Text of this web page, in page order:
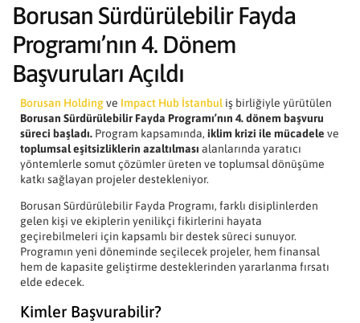
Borusan Sürdürülebilir Fayda
Programı’nın 4. Dönem
Başvuruları Açıldı
Borusan Holdingve Impact Hub İstanbul iş birliğiyle yürütülen
Borusan Sürdürülebilir Fayda Programı’nın 4. dönem başvuru
süreci başladı. Program kapsamında, iklim krizi ile mücadele ve
toplumsal eşitsizliklerin azaltılması alanlarında yaratıcı
yöntemlerle somut çözümler üreten ve toplumsal dönüşüme
katkı sağlayan projeler destekleniyor.
Borusan Sürdürülebilir Fayda Programı, farklı disiplinlerden
gelen kişi ve ekiplerin yenilikçi fikirlerini hayata
geçirebilmeleri için kapsamlı bir destek süreci sunuyor.
Programın yeni döneminde seçilecek projeler, hem finansal
hem de kapasite geliştirme desteklerinden yararlanma fırsatı
elde edecek.
Kimler Başvurabilir?